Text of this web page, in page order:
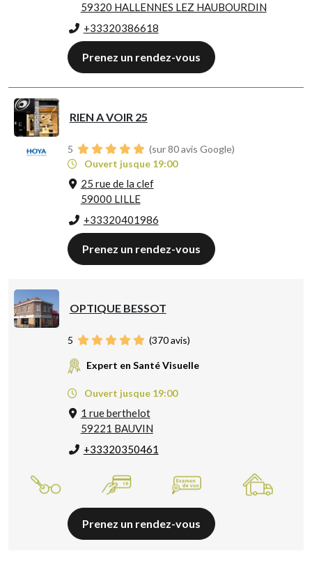
59320 HALLENNES LEZ HAUBOURDIN
+33320386618
Prenez un rendez-vous
RIEN A VOIR 25
5
(sur 80 avis Google)
Ouvert jusque 19:00
25 rue de la clef
59000 LILLE
+33320401986
Prenez un rendez-vous
OPTIQUE BESSOT
5 (370avis)
Expert en Santé Visuelle
Ouvert jusque 19:00
1 rue berthelot
59221 BAUVIN
+33320350461
Prenez un rendez-vous